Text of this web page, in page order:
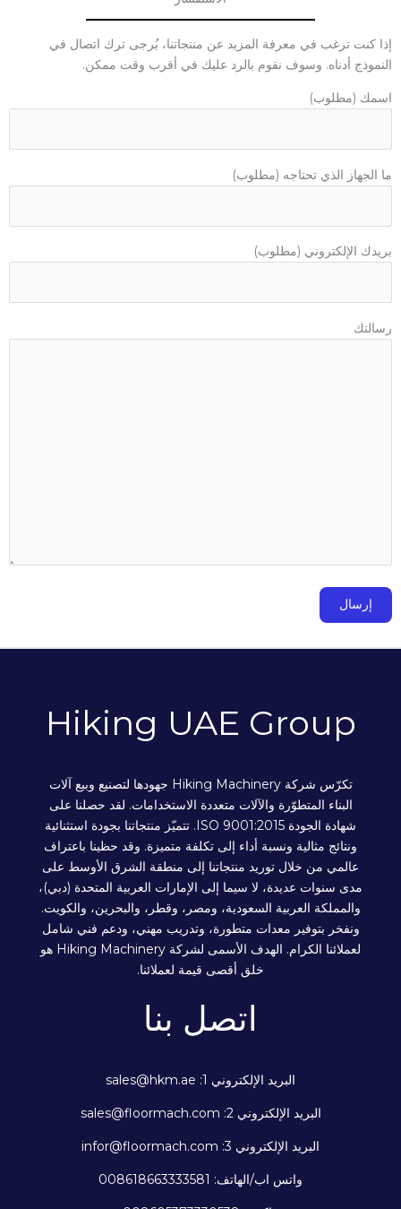
إذا كنت ترغب في معرفة المزيد عن منتجاتنا، يُرجى ترك اتصال في
النموذج أدناه. وسوف نقوم بالرد عليك في أقرب وقت ممكن.
اسمك (مطلوب)
ما الجهاز الذي تحتاجه (مطلوب)
بريدك الإلكتروني (مطلوب)
رسالتك
Hiking UAE Group
تكرّس شركة Hiking Machinery جهودها لتصنيع وبيع آلات
البناء المتطوّرة والآلات متعددة الاستخدامات. لقد حصلنا على
شهادة الجودة ISO 9001:2015. تتميّز منتجاتنا بجودة استثنائية
ونتائج مثالية ونسبة أداء إلى تكلفة متميزة. وقد حظينا باعتراف
عالمي من خلال توريد منتجاتنا إلى منطقة الشرق الأوسط على
مدى سنوات عديدة، لا سيما إلى الإمارات العربية المتحدة (دبي)،
والمملكة العربية السعودية، ومصر، وقطر، والبحرين، والكويت.
ونفخر بتوفير معدات متطورة، وتدريب مهني، ودعم فني شامل
لعملائنا الكرام. الهدف الأسمى لشركة Hiking Machinery هو
خلق أقصى قيمة لعملائنا.
اتصل بنا
البريد الإلكتروني 1: sales@hkm.ae
البريد الإلكتروني 2: sales@floormach.com
البريد الإلكتروني 3: infor@floormach.com
واتس اب/الهاتف: 008618663333581